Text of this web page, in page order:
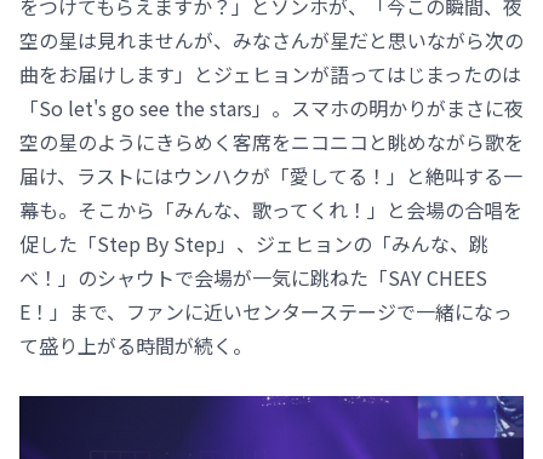
をつけてもらえますか？」とソンホが、「今この瞬間、夜
空の星は見れませんが、みなさんが星だと思いながら次の
曲をお届けします」とジェヒョンが語ってはじまったのは
「So let's go see the stars」。スマホの明かりがまさに夜
空の星のようにきらめく客席をニコニコと眺めながら歌を
届け、ラストにはウンハクが「愛してる！」と絶叫する一
幕も。そこから「みんな、歌ってくれ！」と会場の合唱を
促した「Step By Step」、ジェヒョンの「みんな、跳
べ！」のシャウトで会場が一気に跳ねた「SAY CHEES
E！」まで、ファンに近いセンターステージで一緒になっ
て盛り上がる時間が続く。